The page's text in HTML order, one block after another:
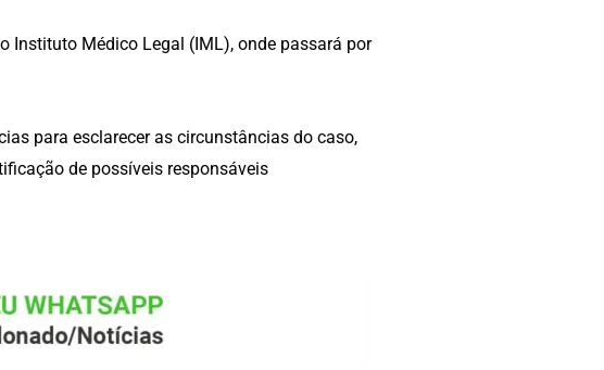
Instituto Médico Legal (IML), onde passará por
para esclarecer as circunstâncias do caso,
de possíveis responsáveis